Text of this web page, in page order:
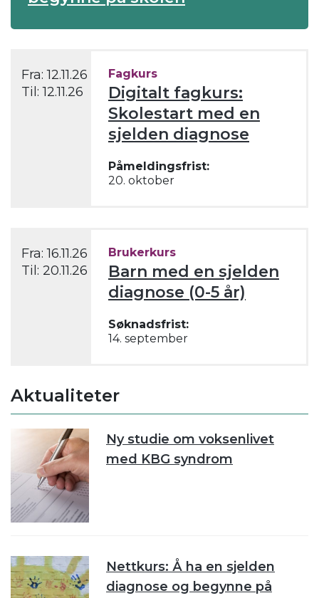
Fra:12.11.26
Til:12.11.26
Fagkurs
Digitalt fagkurs:
Skolestart med en
sjelden diagnose
Påmeldingsfrist:
20. oktober
Fra:16.11.26
Til: 20.11.26
Brukerkurs
Barn med en sjelden
diagnose (0-5 år)
Søknadsfrist:
14. september
Aktualiteter
Ny studie om voksenlivet
med KBG syndrom
Nettkurs: Å ha en sjelden
diagnose og begynne på